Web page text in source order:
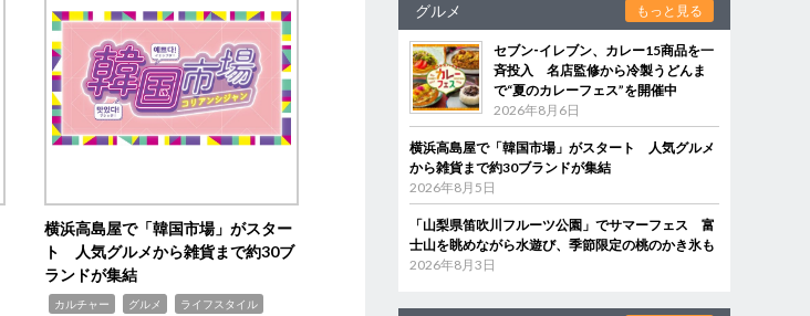
横浜高島屋で「韓国市場」がスター
ト 人気グルメから雑貨まで約30ブ
ランドが集結
カルチャー グルメ ライフスタイル
グルメ もっと見る
セブン‐イレブン、カレー15商品を一
斉投入 名店監修から冷製うどんま
で“夏のカレーフェス”を開催中
2026年8月6日
横浜高島屋で「韓国市場」がスタート 人気グルメ
から雑貨まで約30ブランドが集結
2026年8月5日
「山梨県笛吹川フルーツ公園」でサマーフェス 富
士山を眺めながら水遊び、季節限定の桃のかき氷も
2026年8月3日